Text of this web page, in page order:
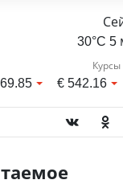
30°C
€542.16